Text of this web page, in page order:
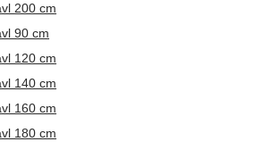
200 cm
90 cm
120 cm
140 cm
160 cm
180 cm